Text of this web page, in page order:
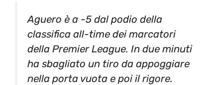
Aguero è a -5 dal podio della
classifica all-time dei marcatori
della Premier League. In due minuti
ha sbagliato un tiro da appoggiare
nella porta vuota e poi il rigore.